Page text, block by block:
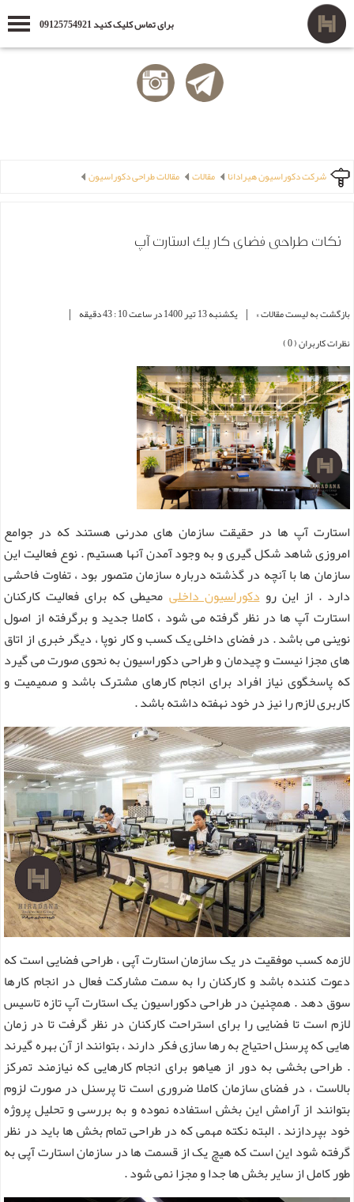
برای تماس کلیک کنید 09125754921
شرکت دکوراسیون هیرادانا مقالات مقالات طراحی دکوراسیون
نکات طراحی فضای کار یک استارت آپ
بازگشت به لیست مقالات » | یکشنبه 13 تير 1400 در ساعت 10 : 43 دقیقه |
نظرات کاربران ( 0 )
استارت آپ ها در حقیقت سازمان های مدرنی هستند که در جوامع
امروزی شاهد شکل گیری و به وجود آمدن آنها هستیم . نوع فعالیت این
سازمان ها با آنچه در گذشته درباره سازمان متصور بود ، تفاوت فاحشی
دارد . از این رودکوراسیون داخلی محیطی که برای فعالیت کارکنان
استارت آپ ها در نظر گرفته می شود ، کاملا جدید و برگرفته از اصول
نوینی می باشد . در فضای داخلی یک کسب و کار نوپا ، دیگر خبری از اتاق
های مجزا نیست و چیدمان و طراحی دکوراسیون به نحوی صورت می گیرد
که پاسخگوی نیاز افراد برای انجام کارهای مشترک باشد و صمیمیت و
کاربری لازم را نیز در خود نهفته داشته باشد .
لازمه کسب موفقیت در یک سازمان استارت آپی ، طراحی فضایی است که
دعوت کننده باشد و کارکنان را به سمت مشارکت فعال در انجام کارها
سوق دهد . همچنین در طراحی دکوراسیون یک استارت آپ تازه تاسیس
لازم است تا فضایی را برای استراحت کارکنان در نظر گرفت تا در زمان
هایی که پرسنل احتیاج به رها سازی فکر دارند ، بتوانند از آن بهره گیرند
. طراحی بخشی به دور از هیاهو برای انجام کارهایی که نیازمند تمرکز
بالاست ، در فضای سازمان کاملا ضروری است تا پرسنل در صورت لزوم
بتوانند از آرامش این بخش استفاده نموده و به بررسی و تحلیل پروژه
خود بپردازند . البته نکته مهمی که در طراحی تمام بخش ها باید در نظر
گرفته شود این است که هیچ یک از قسمت ها در سازمان استارت آپی به
طور کامل از سایر بخش ها جدا و مجزا نمی شود .